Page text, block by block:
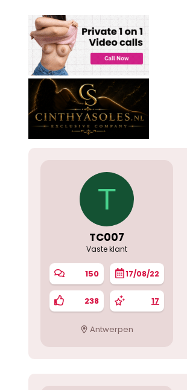
T
TC007
Vaste klant
150 17/08/22
238 17
Antwerpen